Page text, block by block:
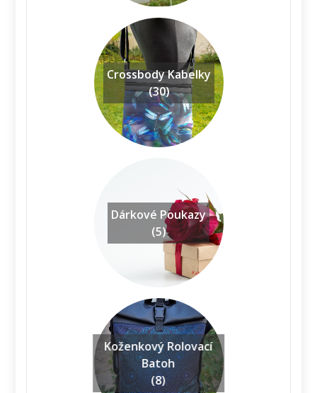
Crossbody Kabelky
(30)
Dárkové Poukazy
(5)
Koženkový Rolovací
Batoh
(8)